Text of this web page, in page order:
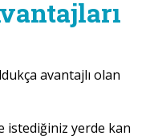
avantajlı olan
istediğiniz yerde kan